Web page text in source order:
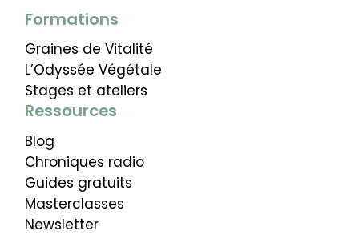
Formations
Graines de Vitalité
L’Odyssée Végétale
Stages et ateliers
Ressources
Blog
Chroniques radio
Guides gratuits
Masterclasses
Newsletter